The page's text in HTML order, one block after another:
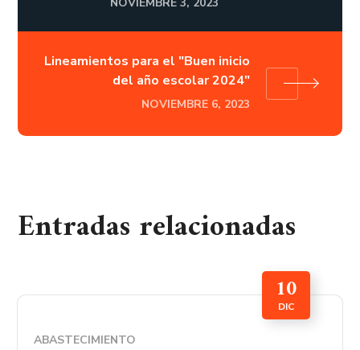
Lineamientos para el "Buen inicio
del año escolar 2024"
NOVIEMBRE 6, 2023
Entradas relacionadas
10
DIC
ABASTECIMIENTO